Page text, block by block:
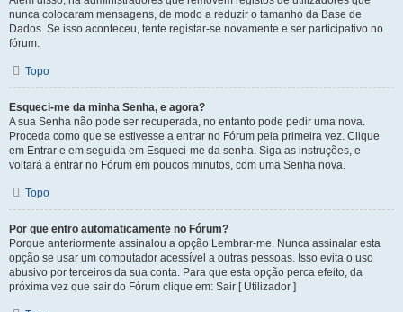
nunca colocaram mensagens, de modo a reduzir o tamanho da Base de
Dados. Se isso aconteceu, tente registar-se novamente e ser participativo no
fórum.
Topo
Esqueci-me da minha Senha, e agora?
A sua Senha não pode ser recuperada, no entanto pode pedir uma nova.
Proceda como que se estivesse a entrar no Fórum pela primeira vez. Clique
em Entrar e em seguida em Esqueci-me da senha. Siga as instruções, e
voltará a entrar no Fórum em poucos minutos, com uma Senha nova.
Topo
Por que entro automaticamente no Fórum?
Porque anteriormente assinalou a opção Lembrar-me. Nunca assinalar esta
opção se usar um computador acessível a outras pessoas. Isso evita o uso
abusivo por terceiros da sua conta. Para que esta opção perca efeito, da
próxima vez que sair do Fórum clique em: Sair [ Utilizador ]